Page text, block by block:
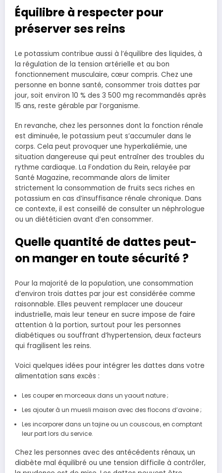
Équilibre à respecter pour
préserver ses reins
Le potassium contribue aussi à l’équilibre des liquides, à
la régulation de la tension artérielle et au bon
fonctionnement musculaire, cœur compris. Chez une
personne en bonne santé, consommer trois dattes par
jour, soit environ 10 % des 3 500 mg recommandés après
15 ans, reste gérable par l’organisme.
En revanche, chez les personnes dont la fonction rénale
est diminuée, le potassium peut s’accumuler dans le
corps. Cela peut provoquer une hyperkaliémie, une
situation dangereuse qui peut entraîner des troubles du
rythme cardiaque. La Fondation du Rein, relayée par
Santé Magazine, recommande alors de limiter
strictement la consommation de fruits secs riches en
potassium en cas d’insuffisance rénale chronique. Dans
ce contexte, il est conseillé de consulter un néphrologue
ou un diététicien avant d’en consommer.
Quelle quantité de dattes peut-
on manger en toute sécurité ?
Pour la majorité de la population, une consommation
d’environ trois dattes par jour est considérée comme
raisonnable. Elles peuvent remplacer une douceur
industrielle, mais leur teneur en sucre impose de faire
attention à la portion, surtout pour les personnes
diabétiques ou souffrant d’hypertension, deux facteurs
qui fragilisent les reins.
Voici quelques idées pour intégrer les dattes dans votre
alimentation sans excès :
Les couper en morceaux dans un yaourt nature ;
Les ajouter à un muesli maison avec des flocons d’avoine ;
Les incorporer dans un tajine ou un couscous, en comptant
leur part lors du service.
Chez les personnes avec des antécédents rénaux, un
diabète mal équilibré ou une tension difficile à contrôler,